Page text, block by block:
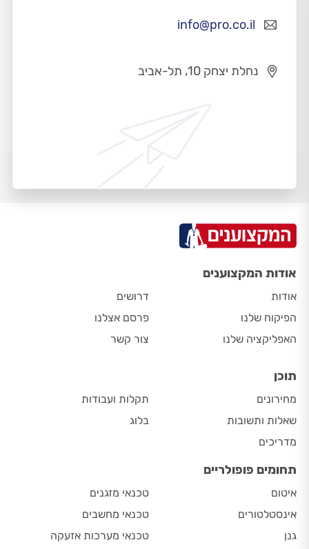
info@pro.co.il
נחלת יצחק 10, תל-אביב
אודות המקצוענים
אודות
הפיקוח שלנו
האפליקציה שלנו
דרושים
פרסם אצלנו
צור קשר
תוכן
מחירונים
שאלות ותשובות
מדריכים
תקלות ועבודות
בלוג
תחומים פופולריים
איטום
אינסטלטורים
גנן
טכנאי מזגנים
טכנאי מחשבים
טכנאי מערכות אזעקה